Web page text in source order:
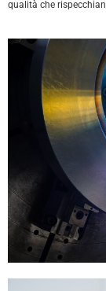
qualità che